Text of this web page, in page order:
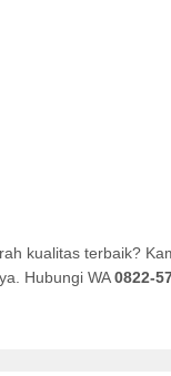
kualitas terbaik?
Hubungi WA0822-